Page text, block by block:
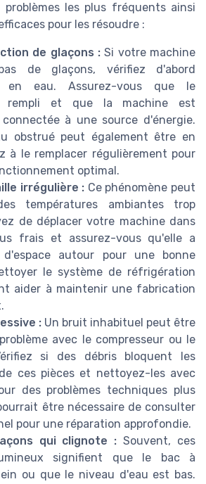
problèmes les plus fréquents ainsi
pour les résoudre :
de glaçons :Si votre machine
de glaçons, vérifiez d'abord
en eau. Assurez-vous que le
rempli et que la machine est
à une source d'énergie.
obstrué peut également être en
à le remplacer régulièrement pour
optimal.
irrégulière : Ce phénomène peut
températures ambiantes trop
de déplacer votre machine dans
frais et assurez-vous qu'elle a
d'espace autour pour une bonne
le système de réfrigération
aider à maintenir une fabrication
: Un bruit inhabituel peut être
avec le compresseur ou le
si des débris bloquent les
ces pièces et nettoyez-les avec
des problèmes techniques plus
être nécessaire de consulter
pour une réparation approfondie.
qui clignote : Souvent, ces
signifient que le bac à
ou que le niveau d'eau est bas.